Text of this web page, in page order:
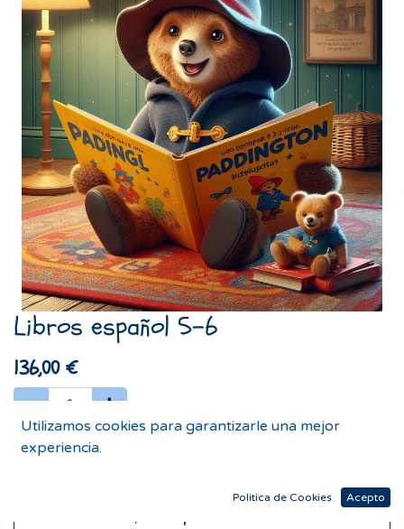
Libros español 5-6
136,00€
Utilizamos cookies para garantizarle una mejor
experiencia.
Política de Cookies Acepto